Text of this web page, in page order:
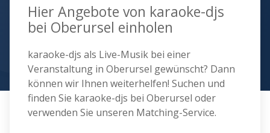
Hier Angebote von karaoke-djs
bei Oberursel einholen
karaoke-djs als Live-Musik bei einer
Veranstaltung in Oberursel gewünscht? Dann
können wir Ihnen weiterhelfen! Suchen und
finden Sie karaoke-djs bei Oberursel oder
verwenden Sie unseren Matching-Service.